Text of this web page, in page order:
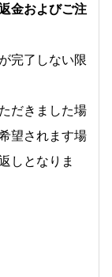
金およびご注
完了しない限
だきました場
望されます場
しとなりま